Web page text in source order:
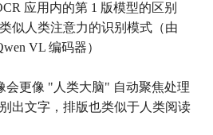
应用内的第 1 版模型的区别
似人类注意力的识别模式（由
VL 编码器）
会更像 "人类大脑" 自动聚焦处理
出文字，排版也类似于人类阅读